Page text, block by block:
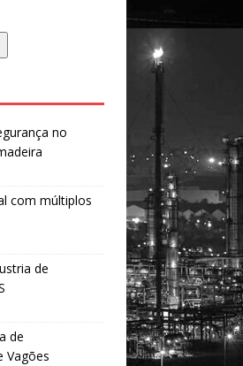
no
com múltiplos
de
de
Vagões